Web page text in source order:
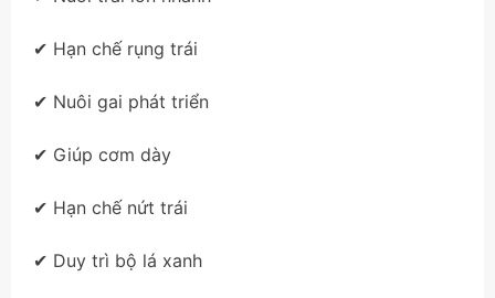
✔ Hạn chế rụng trái
✔ Nuôi gai phát triển
✔ Giúp cơm dày
✔ Hạn chế nứt trái
✔ Duy trì bộ lá xanh